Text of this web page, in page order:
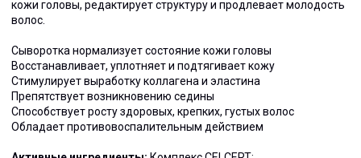
кожи головы, редактирует структуру и продлевает молодость
волос.
Сыворотка нормализует состояние кожи головы
Восстанавливает, уплотняет и подтягивает кожу
Стимулирует выработку коллагена и эластина
Препятствует возникновению седины
Способствует росту здоровых, крепких, густых волос
Обладает противовоспалительным действием